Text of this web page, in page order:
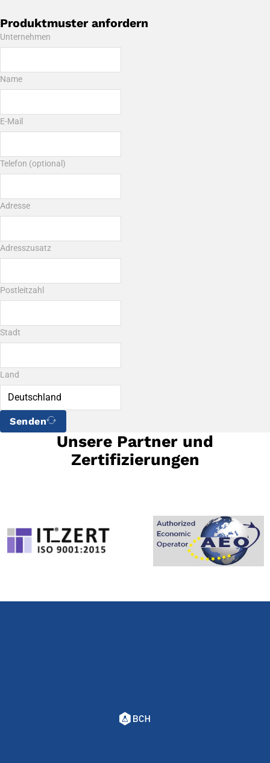
Produktmuster anfordern
Unternehmen
Name
E-Mail
Telefon (optional)
Adresse
Adresszusatz
Postleitzahl
Stadt
Land
Senden
Unsere Partner und
Zertifizierungen